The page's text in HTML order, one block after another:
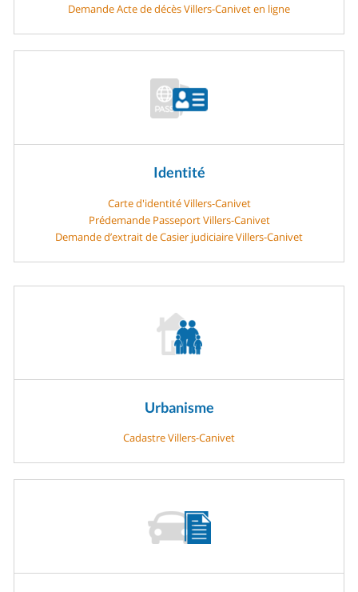
Demande Acte de décès Villers-Canivet en ligne
Identité
Carte d'identité Villers-Canivet
Prédemande Passeport Villers-Canivet
Demande d’extrait de Casier judiciaire Villers-Canivet
Urbanisme
Cadastre Villers-Canivet